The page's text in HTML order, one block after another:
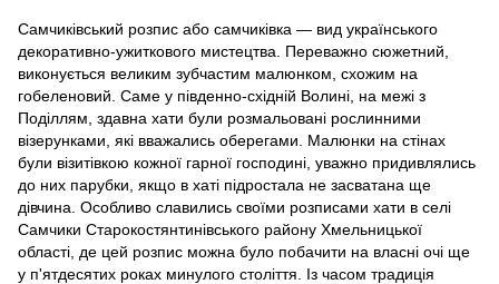
Самчиківський розпис або самчиківка — вид українського
декоративно-ужиткового мистецтва. Переважно сюжетний,
виконується великим зубчастим малюнком, схожим на
гобеленовий. Саме у південно-східній Волині, на межі з
Поділлям, здавна хати були розмальовані рослинними
візерунками, які вважались оберегами. Малюнки на стінах
були візитівкою кожної гарної господині, уважно придивлялись
до них парубки, якщо в хаті підростала не засватана ще
дівчина. Особливо славились своїми розписами хати в селі
Самчики Старокостянтинівського району Хмельницької
області, де цей розпис можна було побачити на власні очі ще
у п'ятдесятих роках минулого століття. Із часом традиція